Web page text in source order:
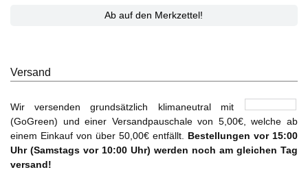
Ab auf den Merkzettel!
Versand
Wir versenden grundsätzlich klimaneutral mit
(GoGreen) und einer Versandpauschale von 5,00€, welche ab
einem Einkauf von über 50,00€ entfällt. Bestellungen vor 15:00
Uhr (Samstags vor 10:00 Uhr) werden noch am gleichen Tag
versand!